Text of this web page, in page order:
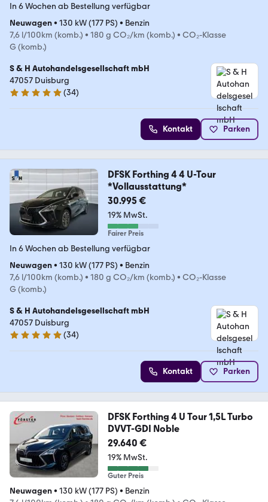
In 6 Wochen ab Bestellung verfügbar
Neuwagen• 130 kW (177 PS) • Benzin
7,6 l/100km (komb.) • 180 g CO₂/km (komb.) • CO₂-Klasse
G (komb.)
S & H Autohandelsgesellschaft mbH
47057 Duisburg
5 Sterne
(34)
Kontakt Parken
DFSK Forthing 4 4 U-Tour
*Vollausstattung*
30.995 €
19% MwSt.
Fairer Preis
In 6 Wochen ab Bestellung verfügbar
Neuwagen• 130 kW (177 PS) • Benzin
7,6 l/100km (komb.) • 180 g CO₂/km (komb.) • CO₂-Klasse
G (komb.)
S & H Autohandelsgesellschaft mbH
47057 Duisburg
5 Sterne
(34)
Kontakt Parken
DFSK Forthing 4 U Tour 1,5L Turbo
DVVT-GDI Noble
29.640 €
19% MwSt.
Guter Preis
Neuwagen• 130 kW (177 PS) • Benzin